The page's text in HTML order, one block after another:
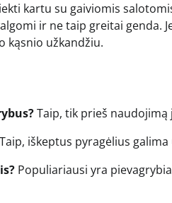
kartu su gaiviomis
ir ne taip greitai genda.
kąsnio užkandžiu.
Taip, tik prieš
Taip, iškeptus pyragėlius
Populiariausi yra